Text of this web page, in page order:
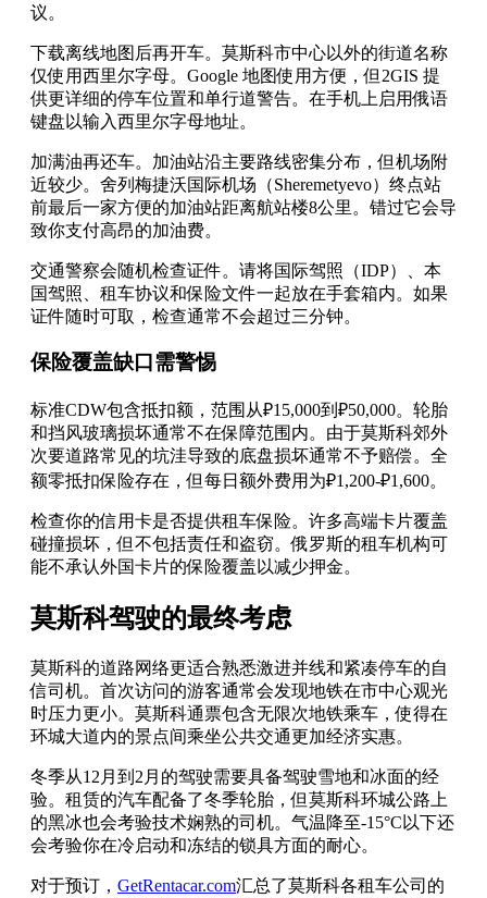
议。
下载离线地图后再开车。莫斯科市中心以外的街道名称
仅使用西里尔字母。Google 地图使用方便，但2GIS 提
供更详细的停车位置和单行道警告。在手机上启用俄语
键盘以输入西里尔字母地址。
加满油再还车。加油站沿主要路线密集分布，但机场附
近较少。舍列梅捷沃国际机场（Sheremetyevo）终点站
前最后一家方便的加油站距离航站楼8公里。错过它会导
致你支付高昂的加油费。
交通警察会随机检查证件。请将国际驾照（IDP）、本
国驾照、租车协议和保险文件一起放在手套箱内。如果
证件随时可取，检查通常不会超过三分钟。
保险覆盖缺口需警惕
标准CDW包含抵扣额，范围从₽15,000到₽50,000。轮胎
和挡风玻璃损坏通常不在保障范围内。由于莫斯科郊外
次要道路常见的坑洼导致的底盘损坏通常不予赔偿。全
额零抵扣保险存在，但每日额外费用为₽1,200-₽1,600。
检查你的信用卡是否提供租车保险。许多高端卡片覆盖
碰撞损坏，但不包括责任和盗窃。俄罗斯的租车机构可
能不承认外国卡片的保险覆盖以减少押金。
莫斯科驾驶的最终考虑
莫斯科的道路网络更适合熟悉激进并线和紧凑停车的自
信司机。首次访问的游客通常会发现地铁在市中心观光
时压力更小。莫斯科通票包含无限次地铁乘车，使得在
环城大道内的景点间乘坐公共交通更加经济实惠。
冬季从12月到2月的驾驶需要具备驾驶雪地和冰面的经
验。租赁的汽车配备了冬季轮胎，但莫斯科环城公路上
的黑冰也会考验技术娴熟的司机。气温降至-15°C以下还
会考验你在冷启动和冻结的锁具方面的耐心。
对于预订， GetRentacar.com汇总了莫斯科各租车公司的